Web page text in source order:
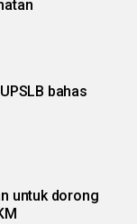
bahas
untuk dorong